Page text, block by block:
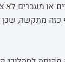
מעברים לא
כזה מתקשה, שכן